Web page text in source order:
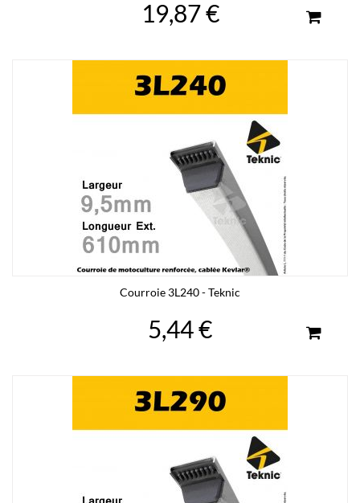
19,87 €
Courroie 3L240 - Teknic
5,44 €